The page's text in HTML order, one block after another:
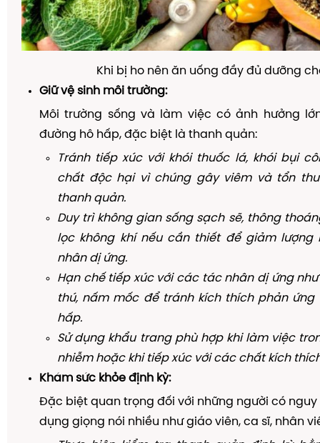
Khi bị ho nên ăn uống đầy đủ dưỡng
Giữ vệ sinh môi trường:
Môi trường sống và làm việc có ảnh hưởng
đường hô hấp, đặc biệt là thanh quản:
Tránh tiếp xúc với khói thuốc lá, khói bụi
chất độc hại vì chúng gây viêm và tổn
thanh quản.
Duy trì không gian sống sạch sẽ, thông
lọc không khí nếu cần thiết để giảm
nhân dị ứng.
Hạn chế tiếp xúc với các tác nhân dị ứng
thú, nấm mốc để tránh kích thích phản ứng
hấp.
Sử dụng khẩu trang phù hợp khi làm việc
nhiễm hoặc khi tiếp xúc với các chất kích
Khám sức khỏe định kỳ:
Đặc biệt quan trọng đối với những người có
dụng giọng nói nhiều như giáo viên, ca sĩ, nhân